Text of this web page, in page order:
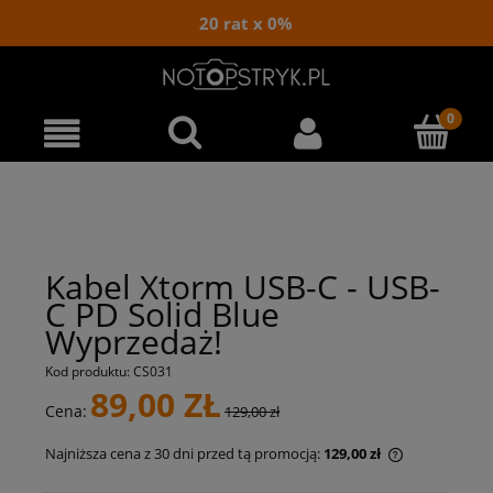
20 rat x 0%
Kabel Xtorm USB-C - USB-
C PD Solid Blue
Wyprzedaż!
Kod produktu: CS031
Cena: 89,00 ZŁ 129,00 zł
Najniższa cena z 30 dni przed tą promocją: 129,00 zł